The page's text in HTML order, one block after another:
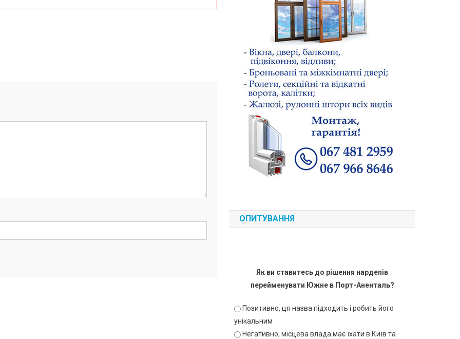
ОПИТУВАННЯ
Як ви ставитесь до рішення нардепів
перейменувати Южне в Порт-Аненталь?
Позитивно, ця назва підходить і робить його
унікальним
Негативно, місцева влада має їхати в Київ та